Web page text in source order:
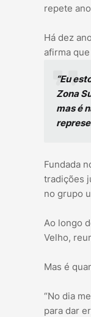
repete
Há dez
afirma
“Eu
Zona
mas é
Fundada
tradições
no grupo
Ao longo
Velho,
Mas é
“No dia
para dar